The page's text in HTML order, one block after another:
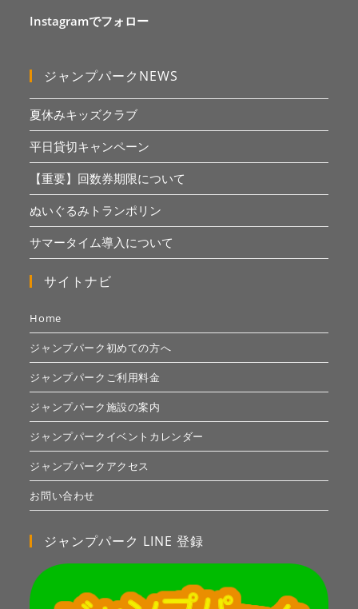
Instagramでフォロー
ジャンプパークNEWS
夏休みキッズクラブ
平日貸切キャンペーン
【重要】回数券期限について
ぬいぐるみトランポリン
サマータイム導入について
サイトナビ
Home
ジャンプパーク初めての方へ
ジャンプパークご利用料金
ジャンプパーク施設の案内
ジャンプパークイベントカレンダー
ジャンプパークアクセス
お問い合わせ
ジャンプパーク LINE 登録